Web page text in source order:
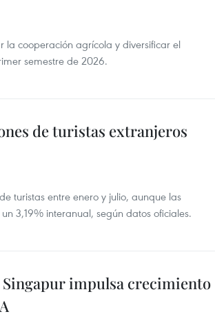
cooperación agrícola y diversificar el
semestre de 2026.
de turistas extranjeros
turistas entre enero y julio, aunque las
3,19% interanual, según datos oficiales.
impulsa crecimiento